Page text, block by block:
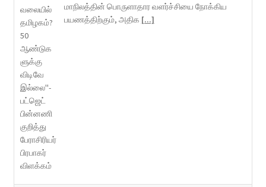
மாநிலத்தின் பொருளாதார வளர்ச்சியை நோக்கிய
பயணத்திற்கும், அதிக [...]